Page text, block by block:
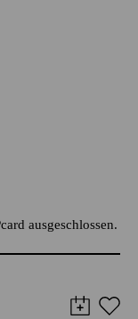
ausgeschlossen.